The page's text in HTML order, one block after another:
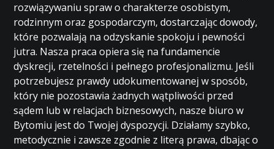
rozwiązywaniu spraw o charakterze osobistym,
rodzinnym oraz gospodarczym, dostarczając dowody,
które pozwalają na odzyskanie spokoju i pewności
jutra. Nasza praca opiera się na fundamencie
dyskrecji, rzetelności i pełnego profesjonalizmu. Jeśli
potrzebujesz prawdy udokumentowanej w sposób,
który nie pozostawia żadnych wątpliwości przed
sądem lub w relacjach biznesowych, nasze biuro w
Bytomiu jest do Twojej dyspozycji. Działamy szybko,
metodycznie i zawsze zgodnie z literą prawa, dbając o